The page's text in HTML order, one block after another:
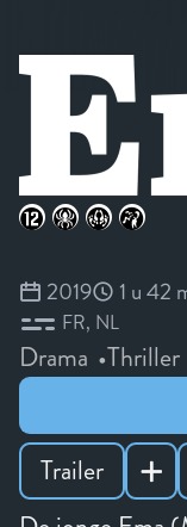
2019 1 u 42
FR NL
Drama Thriller
Trailer